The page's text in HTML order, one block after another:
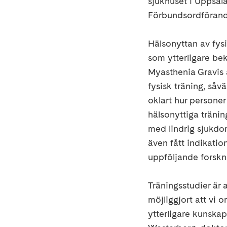
Hälsonyttan av
som ytterligare
Myasthenia
fysisk träning,
oklart hur
hälsonyttiga
med lindrig
även fått
uppföljande
Träningsstudier är
möjliggjort att vi
ytterligare